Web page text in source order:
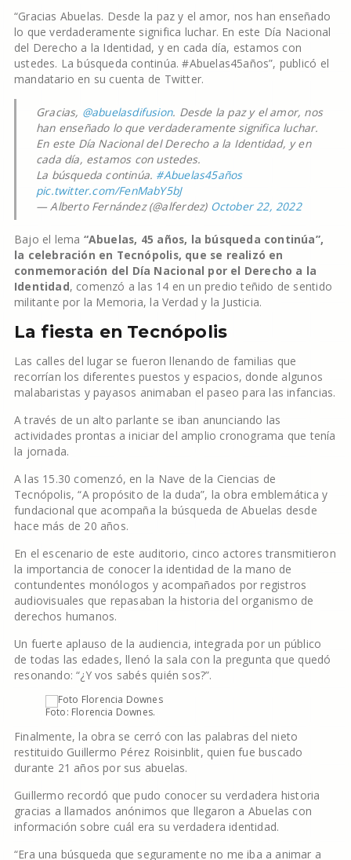
“Gracias Abuelas. Desde la paz y el amor, nos han enseñado
lo que verdaderamente significa luchar. En este Día Nacional
del Derecho a la Identidad, y en cada día, estamos con
ustedes. La búsqueda continúa. #Abuelas45años”, publicó el
mandatario en su cuenta de Twitter.
Gracias, @abuelasdifusion. Desde la paz y el amor, nos
han enseñado lo que verdaderamente significa luchar.
En este Día Nacional del Derecho a la Identidad, y en
cada día, estamos con ustedes.
La búsqueda continúa. #Abuelas45años
pic.twitter.com/FenMabY5bJ
— Alberto Fernández (@alferdez) October 22, 2022
Bajo el lema “Abuelas, 45 años, la búsqueda continúa”,
la celebración en Tecnópolis, que se realizó en
conmemoración del Día Nacional por el Derecho a la
Identidad, comenzó a las 14 en un predio teñido de sentido
militante por la Memoria, la Verdad y la Justicia.
La fiesta en Tecnópolis
Las calles del lugar se fueron llenando de familias que
recorrían los diferentes puestos y espacios, donde algunos
malabaristas y payasos animaban el paseo para las infancias.
A través de un alto parlante se iban anunciando las
actividades prontas a iniciar del amplio cronograma que tenía
la jornada.
A las 15.30 comenzó, en la Nave de la Ciencias de
Tecnópolis, “A propósito de la duda”, la obra emblemática y
fundacional que acompaña la búsqueda de Abuelas desde
hace más de 20 años.
En el escenario de este auditorio, cinco actores transmitieron
la importancia de conocer la identidad de la mano de
contundentes monólogos y acompañados por registros
audiovisuales que repasaban la historia del organismo de
derechos humanos.
Un fuerte aplauso de la audiencia, integrada por un público
de todas las edades, llenó la sala con la pregunta que quedó
resonando: “¿Y vos sabés quién sos?”.
Foto: Florencia Downes.
Finalmente, la obra se cerró con las palabras del nieto
restituido Guillermo Pérez Roisinblit, quien fue buscado
durante 21 años por sus abuelas.
Guillermo recordó que pudo conocer su verdadera historia
gracias a llamados anónimos que llegaron a Abuelas con
información sobre cuál era su verdadera identidad.
“Era una búsqueda que seguramente no me iba a animar a